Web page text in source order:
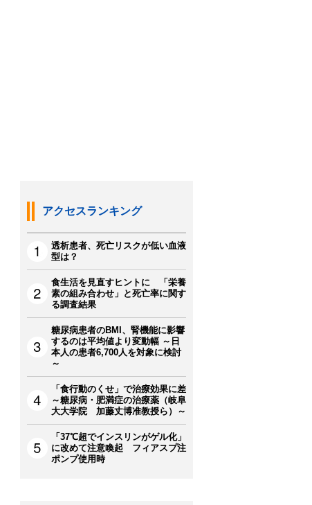
アクセスランキング
透析患者、死亡リスクが低い血液
型は？
食生活を見直すヒントに 「栄養
素の組み合わせ」と死亡率に関す
る調査結果
糖尿病患者のBMI、腎機能に影響
するのは平均値より変動幅 ～日
本人の患者6,700人を対象に検討
～
「食行動のくせ」で治療効果に差
～糖尿病・肥満症の治療薬（岐阜
大大学院 加藤丈博准教授ら）～
「37℃超でインスリンがゲル化」
に改めて注意喚起 フィアスプ注
ポンプ使用時